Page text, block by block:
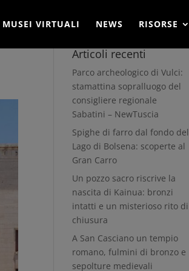
MUSEI VIRTUALI NEWS RISORSE
Articoli recenti
Parco archeologico di Vulci:
stamattina sopralluogo del
consigliere regionale
Sabatini – NewTuscia
Spighe di farro dal fondo del
Lago di Bolsena: scoperte al
Gran Carro
Un pozzo sacro riscrive la
nascita di Kainua: bronzi
intatti e un misterioso rito di
chiusura
A San Casciano un tempio
romano, fulmini di bronzo e
sepolture medievali